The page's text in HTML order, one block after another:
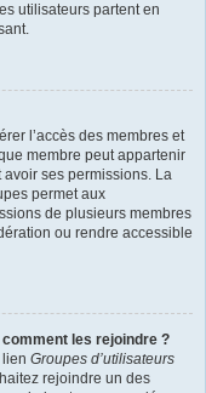
utilisateurs partent en
l’accès des membres et
membre peut appartenir
ses permissions. La
permet aux
de plusieurs membres
ou rendre accessible
les rejoindre ?
Groupes d’utilisateurs
rejoindre un des